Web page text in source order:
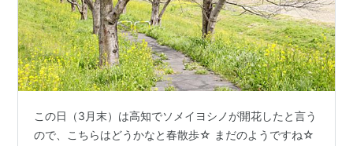
この日（3月末）は高知でソメイヨシノが開花したと言う
ので、こちらはどうかなと春散歩☆ まだのようですね☆